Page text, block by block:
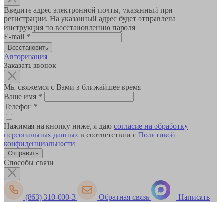
Введите адрес электронной почты, указанный при
регистрации. На указанный адрес будет отправлена
инструкция по восстановлению пароля
E-mail *
Авторизация
Заказать звонок
Мы свяжемся с Вами в ближайшее время
Ваше имя *
Телефон *
Нажимая на кнопку ниже, я даю согласие на обработку
персональных данных в соответствии с Политикой
конфиденциальности
Способы связи
(863) 310-000-3 Обратная связь Написать